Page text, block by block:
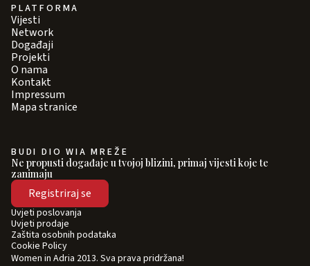
PLATFORMA
Vijesti
Network
Događaji
Projekti
O nama
Kontakt
Impressum
Mapa stranice
BUDI DIO WIA MREŽE
Ne propusti događaje u tvojoj blizini, primaj vijesti koje te
zanimaju
Registriraj se
Women in Adria 2013. Sva prava pridržana!
Uvjeti poslovanja
Uvjeti prodaje
Zaštita osobnih podataka
Cookie Policy